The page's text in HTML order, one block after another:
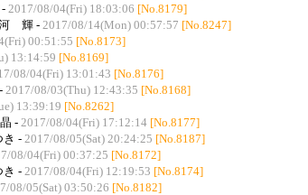
2017/08/04(Fri) 18:03:06 [No.8179]
輝 - 2017/08/14(Mon) 00:57:57 [No.8247]
00:51:55 [No.8173]
13:14:59 [No.8169]
08/04(Fri) 13:01:43 [No.8176]
2017/08/03(Thu) 12:43:35 [No.8168]
13:39:19 [No.8262]
- 2017/08/04(Fri) 17:12:14 [No.8177]
き - 2017/08/05(Sat) 20:24:25 [No.8187]
08/04(Fri) 00:37:25 [No.8172]
き - 2017/08/04(Fri) 12:19:53 [No.8174]
08/05(Sat) 03:50:26 [No.8182]